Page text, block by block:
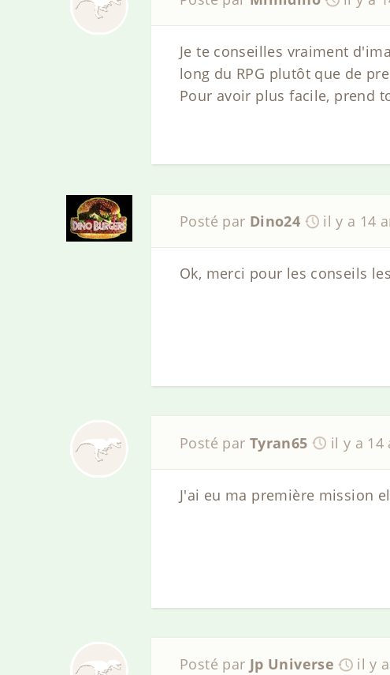
Je te conseilles vraiment
long du RPG plutôt que de
Pour avoir plus facile, prend
Posté par Dino24 il y a 14
Ok, merci pour les conseils
Posté par Tyran65 il y a 14
J'ai eu ma première mission
Posté par Jp Universe il y